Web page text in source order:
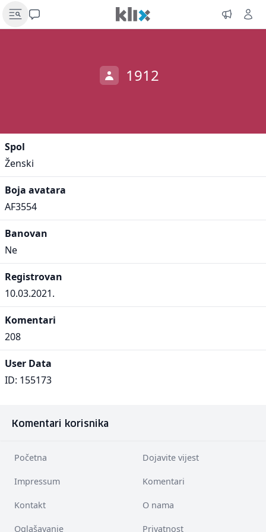
1912
Spol
Ženski
Boja avatara
AF3554
Banovan
Ne
Registrovan
10.03.2021.
Komentari
208
User Data
ID: 155173
Komentari korisnika
Početna Dojavite vijest
Impressum Komentari
Kontakt O nama
Oglašavanje Privatnost